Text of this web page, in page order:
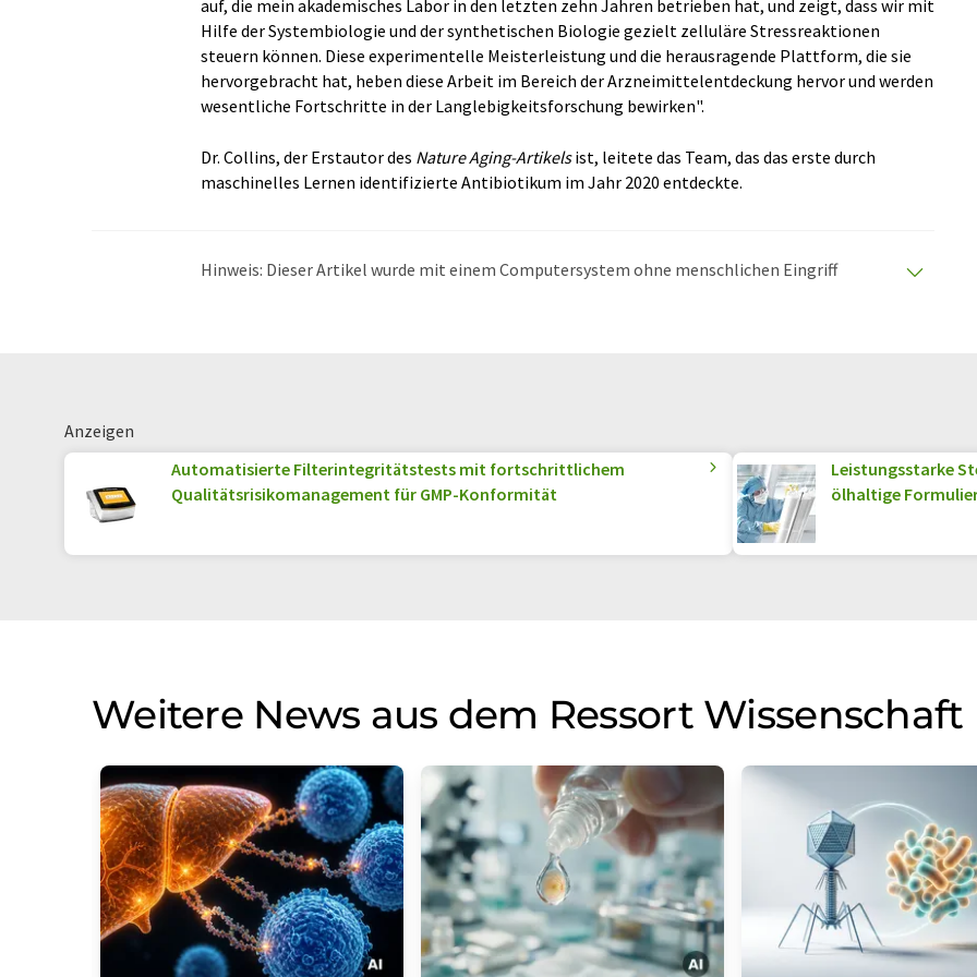
auf, die mein akademisches Labor in den letzten zehn Jahren betrieben hat, und zeigt, dass wir mit
Hilfe der Systembiologie und der synthetischen Biologie gezielt zelluläre Stressreaktionen
steuern können. Diese experimentelle Meisterleistung und die herausragende Plattform, die sie
hervorgebracht hat, heben diese Arbeit im Bereich der Arzneimittelentdeckung hervor und werden
wesentliche Fortschritte in der Langlebigkeitsforschung bewirken".
Dr. Collins, der Erstautor des Nature Aging-Artikelsist, leitete das Team, das das erste durch
maschinelles Lernen identifizierte Antibiotikum im Jahr 2020 entdeckte.
Hinweis: Dieser Artikel wurde mit einem Computersystem ohne menschlichen Eingriff
Anzeigen
Automatisierte Filterintegritätstests mit fortschrittlichem
Qualitätsrisikomanagement für GMP-Konformität
Leistungsstarke
ölhaltige
Weitere News aus dem Ressort Wissenschaft